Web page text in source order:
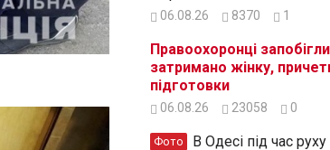
06.08.26 8370 1
Правоохоронці запобігли
затримано жінку,
підготовки
06.08.26 23058 0
Фото